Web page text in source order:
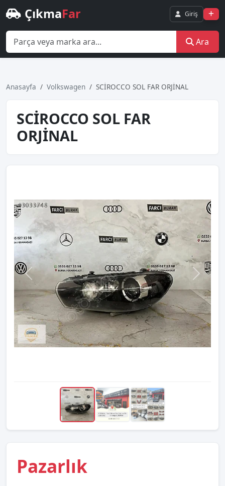
ÇıkmaFar Giriş
Ara
Anasayfa Volkswagen SCİROCCO SOL FAR ORJİNAL
SCİROCCO SOL FAR
ORJİNAL
Pazarlık